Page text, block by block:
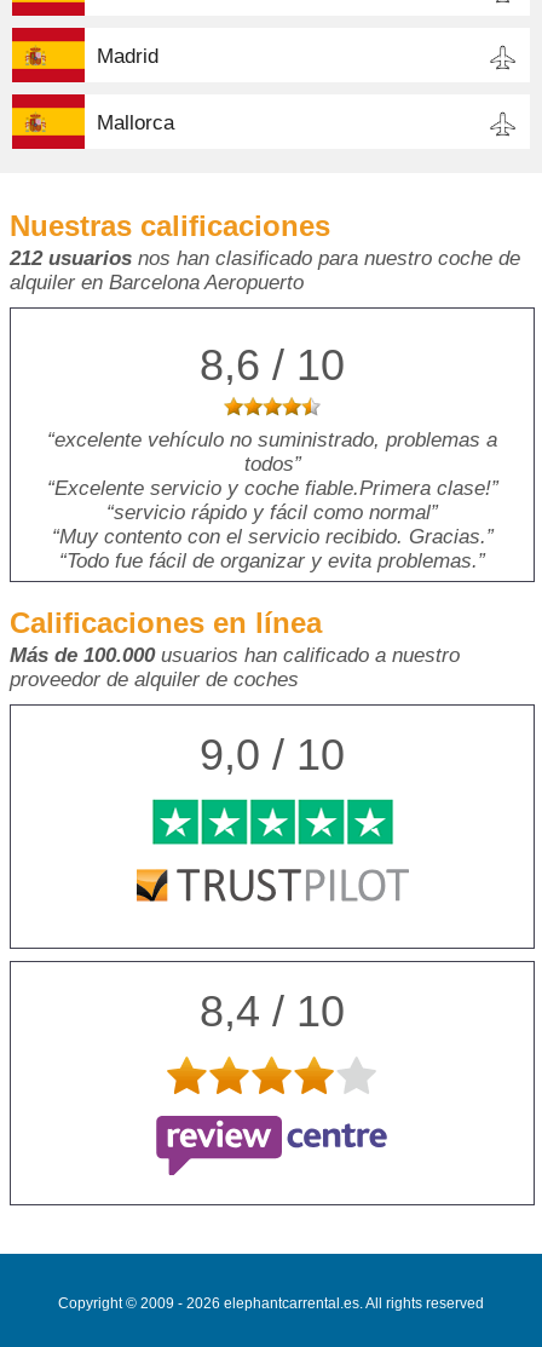
Madrid
Mallorca
Nuestras calificaciones
212 usuarios nos han clasificado para nuestro coche de
alquiler en Barcelona Aeropuerto
8,6 / 10
excelente vehículo no suministrado, problemas a
todos
Excelente servicio y coche fiable.Primera clase!
servicio rápido y fácil como normal
Muy contento con el servicio recibido. Gracias.
Todo fue fácil de organizar y evita problemas.
Calificaciones en línea
Más de 100.000usuarios han calificado a nuestro
proveedor de alquiler de coches
9,0 / 10
8,4 / 10
Copyright © 2009 - 2026 elephantcarrental.es. All rights reserved